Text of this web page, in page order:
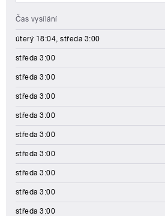
Čas vysílání
úterý 18:04, středa 3:00
středa 3:00
středa 3:00
středa 3:00
středa 3:00
středa 3:00
středa 3:00
středa 3:00
středa 3:00
středa 3:00